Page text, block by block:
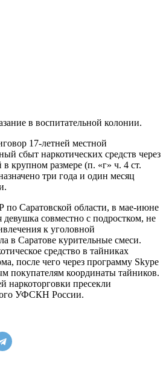
в воспитательной колонии.
17-летней местной
сбыт наркотических средств через
крупном размере (п. «г» ч. 4 ст.
три года и один месяц
Саратовской области, в мае-июне
девушка совместно с подростком, не
к уголовной
в Саратове курительные смеси.
средство в тайниках
после чего через программу Skype
покупателям координаты тайников.
наркоторговки пресекли
УФСКН России.